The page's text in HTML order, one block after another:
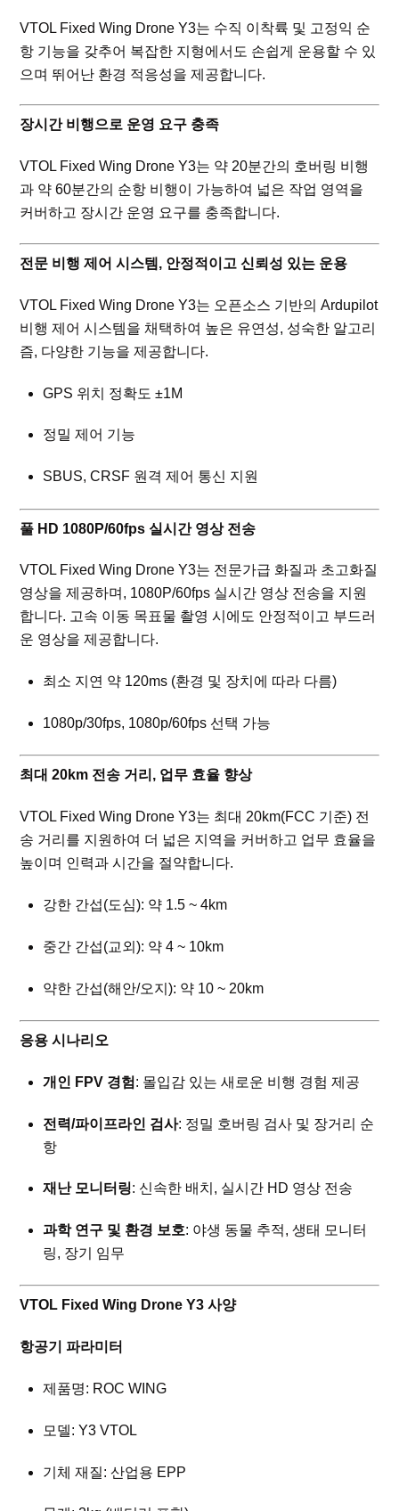
VTOL Fixed Wing Drone Y3는 수직 이착륙 및 고정익 순
항 기능을 갖추어 복잡한 지형에서도 손쉽게 운용할 수 있
으며 뛰어난 환경 적응성을 제공합니다.
장시간 비행으로 운영 요구 충족
VTOL Fixed Wing Drone Y3는 약 20분간의 호버링 비행
과 약 60분간의 순항 비행이 가능하여 넓은 작업 영역을
커버하고 장시간 운영 요구를 충족합니다.
전문 비행 제어 시스템, 안정적이고 신뢰성 있는 운용
VTOL Fixed Wing Drone Y3는 오픈소스 기반의 Ardupilot
비행 제어 시스템을 채택하여 높은 유연성, 성숙한 알고리
즘, 다양한 기능을 제공합니다.
GPS 위치 정확도 ±1M
정밀 제어 기능
SBUS, CRSF 원격 제어 통신 지원
풀 HD 1080P/60fps 실시간 영상 전송
VTOL Fixed Wing Drone Y3는 전문가급 화질과 초고화질
영상을 제공하며, 1080P/60fps 실시간 영상 전송을 지원
합니다. 고속 이동 목표물 촬영 시에도 안정적이고 부드러
운 영상을 제공합니다.
최소 지연 약 120ms (환경 및 장치에 따라 다름)
1080p/30fps, 1080p/60fps 선택 가능
최대 20km 전송 거리, 업무 효율 향상
VTOL Fixed Wing Drone Y3는 최대 20km(FCC 기준) 전
송 거리를 지원하여 더 넓은 지역을 커버하고 업무 효율을
높이며 인력과 시간을 절약합니다.
강한 간섭(도심): 약 1.5 ~ 4km
중간 간섭(교외): 약 4 ~ 10km
약한 간섭(해안/오지): 약 10 ~ 20km
응용 시나리오
개인 FPV 경험 : 몰입감 있는 새로운 비행 경험 제공
전력/파이프라인 검사: 정밀 호버링 검사 및 장거리 순
항
재난 모니터링: 신속한 배치, 실시간 HD 영상 전송
과학 연구 및 환경 보호: 야생 동물 추적, 생태 모니터
링, 장기 임무
VTOL Fixed Wing Drone Y3 사양
항공기 파라미터
제품명: ROC WING
모델: Y3 VTOL
기체 재질: 산업용 EPP